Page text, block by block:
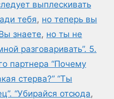
выплескивать
тебя, но теперь вы
знаете, но ты не
разговаривать”. 5.
партнера “Почему
стерва?” “Ты
“Убирайся отсюда,